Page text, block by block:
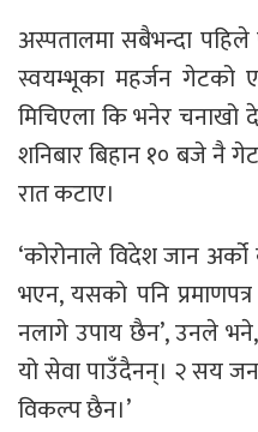
अस्पतालमा सबैभन्दा
स्वयम्भूका महर्जन
मिचिएला कि भनेर चनाखो
शनिबार बिहान १० बजे नै
रात कटाए।
‘कोरोनाले विदेश जान
भएन, यसको पनि
नलागे उपाय छैन’, उनले
यो सेवा पाउँदैनन्। २ सय
विकल्प छैन।’